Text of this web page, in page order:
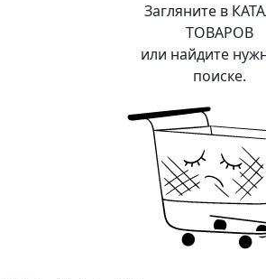
Загляните в
ТОВАРОВ
или найдите
поиске.